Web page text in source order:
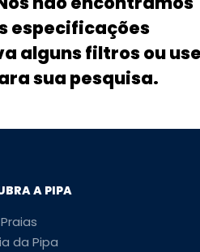
especificações
alguns filtros ou
sua pesquisa.
A PIPA
Praias
da Pipa